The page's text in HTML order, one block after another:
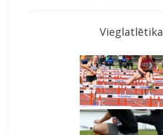
Vieglatlētika